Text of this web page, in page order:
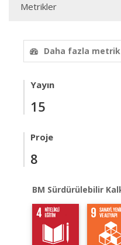
Metrikler
Daha fazla metrik
Yayın
15
Proje
8
BM Sürdürülebilir